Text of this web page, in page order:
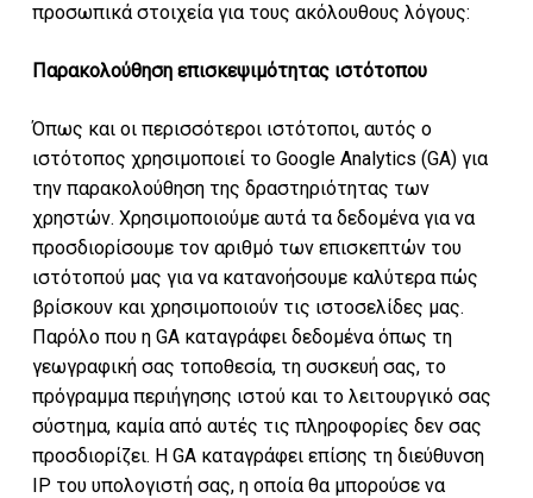
προσωπικά στοιχεία για τους ακόλουθους λόγους:
Παρακολούθηση επισκεψιμότητας ιστότοπου
Όπως και οι περισσότεροι ιστότοποι, αυτός ο
ιστότοπος χρησιμοποιεί το Google Analytics (GA) για
την παρακολούθηση της δραστηριότητας των
χρηστών. Χρησιμοποιούμε αυτά τα δεδομένα για να
προσδιορίσουμε τον αριθμό των επισκεπτών του
ιστότοπού μας για να κατανοήσουμε καλύτερα πώς
βρίσκουν και χρησιμοποιούν τις ιστοσελίδες μας.
Παρόλο που η GA καταγράφει δεδομένα όπως τη
γεωγραφική σας τοποθεσία, τη συσκευή σας, το
πρόγραμμα περιήγησης ιστού και το λειτουργικό σας
σύστημα, καμία από αυτές τις πληροφορίες δεν σας
προσδιορίζει. Η GA καταγράφει επίσης τη διεύθυνση
IP του υπολογιστή σας, η οποία θα μπορούσε να